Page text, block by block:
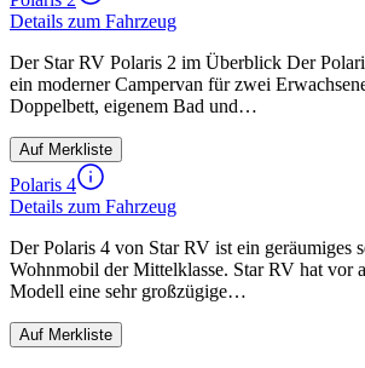
Details zum Fahrzeug
Der Star RV Polaris 2 im Überblick Der
ein moderner Campervan für zwei
Doppelbett, eigenem Bad und…
Auf Merkliste
Polaris 4
Details zum Fahrzeug
Der Polaris 4 von Star RV ist ein geräumiges
Wohnmobil der Mittelklasse. Star RV hat vor
Modell eine sehr großzügige…
Auf Merkliste